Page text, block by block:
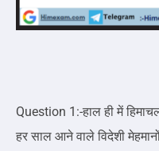
Question 1:-हाल ही में
हर साल आने वाले विदेशी